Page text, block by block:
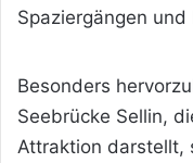
Spaziergängen
Besonders
Seebrücke Sellin,
Attraktion darstellt,